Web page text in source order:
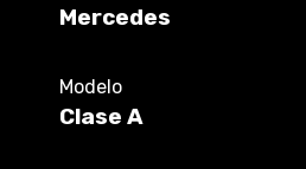
Mercedes
Modelo
Clase A